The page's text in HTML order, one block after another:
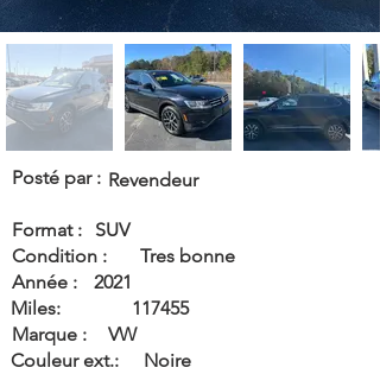
Posté par : Revendeur
Format :
SUV
Condition :
Tres bonne
Année :
2021
Miles:
117455
Marque :
VW
Couleur ext.:
Noire